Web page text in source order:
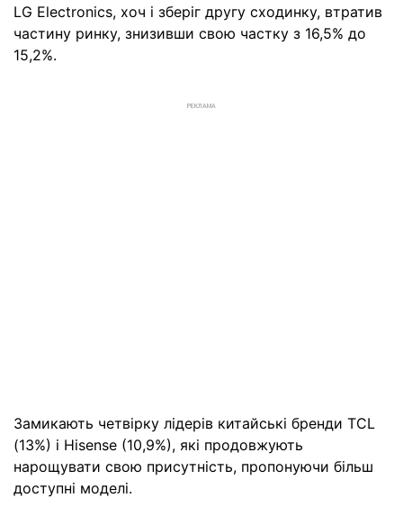
LG Electronics, хоч і зберіг другу сходинку, втратив
частину ринку, знизивши свою частку з 16,5% до
15,2%.
РЕКЛАМА
Замикають четвірку лідерів китайські бренди TCL
(13%) і Hisense (10,9%), які продовжують
нарощувати свою присутність, пропонуючи більш
доступні моделі.